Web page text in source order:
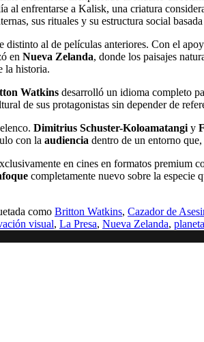
al enfrentarse a Kalisk, una criatura
sus rituales y su estructura social basada
al de películas anteriores. Con el
en Nueva Zelanda, donde los paisajes
la historia.
Watkins desarrolló un idioma completo
de sus protagonistas sin depender de
Dimitrius Schuster-Koloamatangi y
con la audiencia dentro de un entorno
en cines en formatos premium
completamente nuevo sobre la especie
como Britton Watkins, Cazador de
visual, La Presa, Nueva Zelanda,